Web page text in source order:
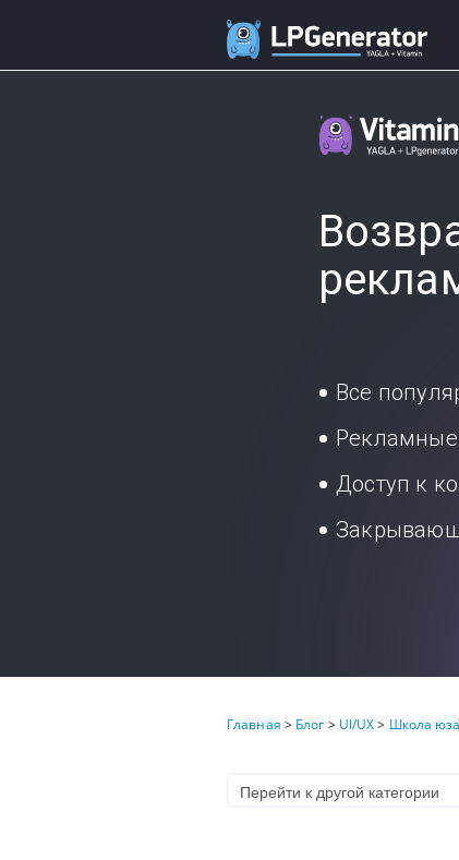
Все
Рекламные
Доступ к
Главная > Блог > UI/UX> Школа